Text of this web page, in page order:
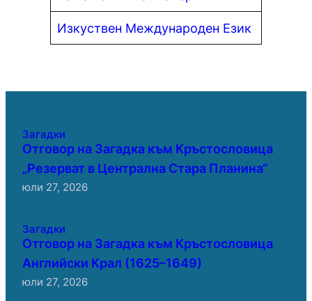
Изкуствен Международен Език
Загадки
Отговор на Загадка към Кръстословица
„Резерват в Централна Стара Планина“
юли 27, 2026
Загадки
Отговор на Загадка към Кръстословица
Английски Крал (1625–1649)
юли 27, 2026